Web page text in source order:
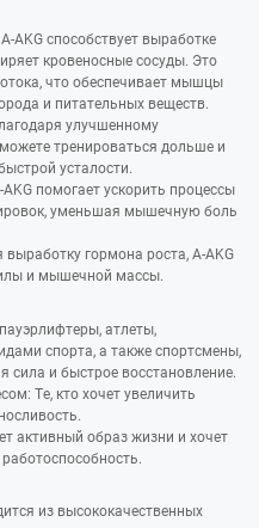
AKG способствует выработке
кровеносные сосуды. Это
что обеспечивает мышцы
и питательных веществ.
улучшенному
тренироваться дольше и
усталости.
помогает ускорить процессы
уменьшая мышечную боль
гормона роста, A-AKG
и мышечной массы.
атлеты,
спорта, а также спортсмены,
сила и быстрое восстановление.
Те, кто хочет увеличить
активный образ жизни и хочет
из высококачественных